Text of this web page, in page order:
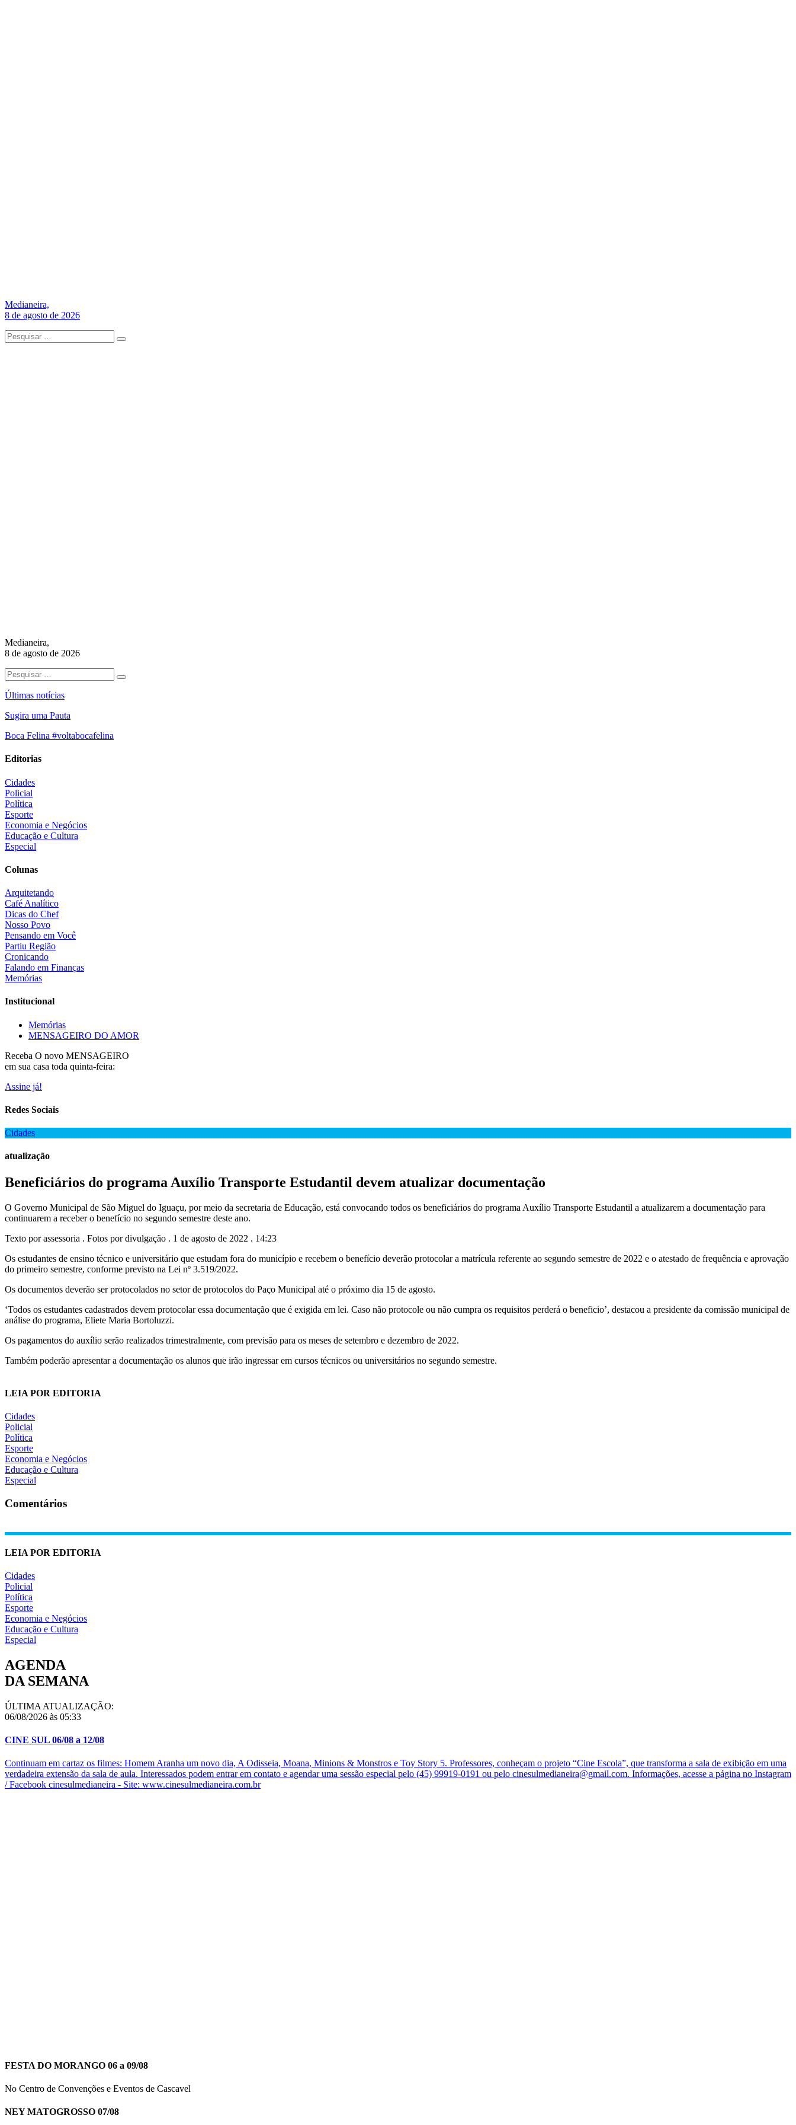
Medianeira,
8 de agosto de 2026
Medianeira,
8 de agosto de 2026
Últimas notícias
Sugira uma Pauta
Boca Felina #voltabocafelina
Editorias
Cidades
Policial
Política
Esporte
Economia e Negócios
Educação e Cultura
Especial
Colunas
Arquitetando
Café Analítico
Dicas do Chef
Nosso Povo
Pensando em Você
Partiu Região
Cronicando
Falando em Finanças
Memórias
Institucional
Memórias
MENSAGEIRO DO AMOR
Receba O novo MENSAGEIRO
em sua casa toda quinta-feira:
Assine já!
Redes Sociais
Cidades
atualização
Beneficiários do programa Auxílio Transporte Estudantil devem atualizar documentação
O Governo Municipal de São Miguel do Iguaçu, por meio da secretaria de Educação, está convocando todos os beneficiários do programa Auxílio Transporte Estudantil a atualizarem a documentação para
continuarem a receber o benefício no segundo semestre deste ano.
Texto por assessoria . Fotos por divulgação . 1 de agosto de 2022 . 14:23
Os estudantes de ensino técnico e universitário que estudam fora do município e recebem o benefício deverão protocolar a matrícula referente ao segundo semestre de 2022 e o atestado de frequência e aprovação
do primeiro semestre, conforme previsto na Lei nº 3.519/2022.
Os documentos deverão ser protocolados no setor de protocolos do Paço Municipal até o próximo dia 15 de agosto.
‘Todos os estudantes cadastrados devem protocolar essa documentação que é exigida em lei. Caso não protocole ou não cumpra os requisitos perderá o beneficio’, destacou a presidente da comissão municipal de
análise do programa, Eliete Maria Bortoluzzi.
Os pagamentos do auxílio serão realizados trimestralmente, com previsão para os meses de setembro e dezembro de 2022.
Também poderão apresentar a documentação os alunos que irão ingressar em cursos técnicos ou universitários no segundo semestre.
LEIA POR EDITORIA
Cidades
Policial
Política
Esporte
Economia e Negócios
Educação e Cultura
Especial
Comentários
LEIA POR EDITORIA
Cidades
Policial
Política
Esporte
Economia e Negócios
Educação e Cultura
Especial
AGENDA
DA SEMANA
ÚLTIMA ATUALIZAÇÃO:
06/08/2026 às 05:33
CINE SUL 06/08 a 12/08
Continuam em cartaz os filmes: Homem Aranha um novo dia, A Odisseia, Moana, Minions & Monstros e Toy Story 5. Professores, conheçam o projeto “Cine Escola”, que transforma a sala de exibição em uma
verdadeira extensão da sala de aula. Interessados podem entrar em contato e agendar uma sessão especial pelo (45) 99919-0191 ou pelo cinesulmedianeira@gmail.com. Informações, acesse a página no Instagram
/ Facebook cinesulmedianeira - Site: www.cinesulmedianeira.com.br
FESTA DO MORANGO 06 a 09/08
No Centro de Convenções e Eventos de Cascavel
NEY MATOGROSSO 07/08